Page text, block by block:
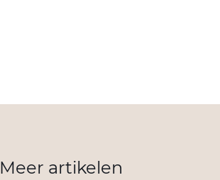
Meer artikelen